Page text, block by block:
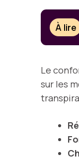
À lire
Le
sur les